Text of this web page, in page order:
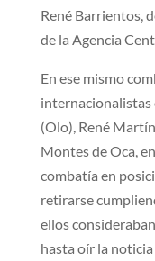
René Barrientos,
de la Agencia
En ese mismo
internacionalistas
(Olo), René
Montes de Oca,
combatía en
retirarse
ellos
hasta oír la